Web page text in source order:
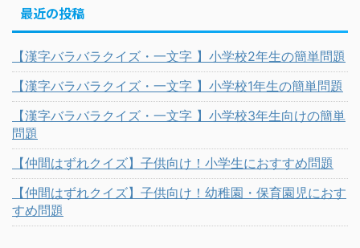
最近の投稿
【漢字バラバラクイズ・一文字 】小学校2年生の簡単問題
【漢字バラバラクイズ・一文字 】小学校1年生の簡単問題
【漢字バラバラクイズ・一文字 】小学校3年生向けの簡単
問題
【仲間はずれクイズ】子供向け！小学生におすすめ問題
【仲間はずれクイズ】子供向け！幼稚園・保育園児におす
すめ問題